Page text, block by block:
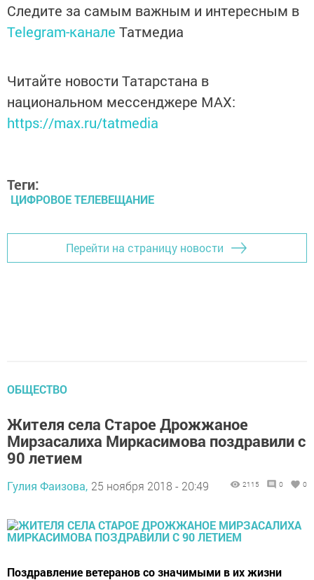
Следите за самым важным и интересным в
Telegram-канале Татмедиа
Читайте новости Татарстана в
национальном мессенджере MАХ:
https://max.ru/tatmedia
Теги:
ЦИФРОВОЕ ТЕЛЕВЕЩАНИЕ
Перейти на страницу новости
ОБЩЕСТВО
Жителя села Старое Дрожжаное
Мирзасалиха Миркасимова поздравили с
90 летием
Гулия Фаизова, 25 ноября 2018 - 20:49 2115 0 0
Поздравление ветеранов со значимыми в их жизни